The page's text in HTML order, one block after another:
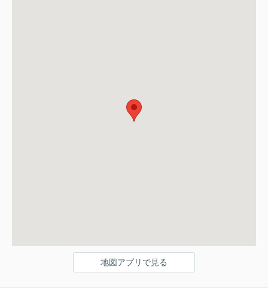
地図アプリで見る